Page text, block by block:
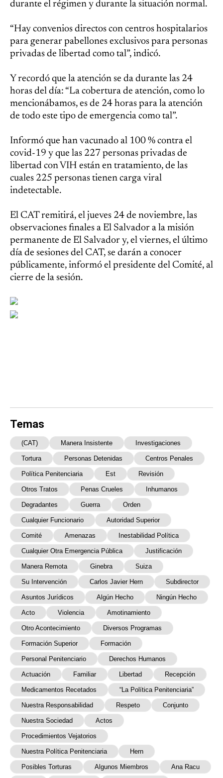
durante el régimen y durante la situación normal.
“Hay convenios directos con centros hospitalarios
para generar pabellones exclusivos para personas
privadas de libertad como tal”, indicó.
Y recordó que la atención se da durante las 24
horas del día: “La cobertura de atención, como lo
mencionábamos, es de 24 horas para la atención
de todo este tipo de emergencia como tal”.
Informó que han vacunado al 100 % contra el
covid-19 y que las 227 personas privadas de
libertad con VIH están en tratamiento, de las
cuales 225 personas tienen carga viral
indetectable.
El CAT remitirá, el jueves 24 de noviembre, las
observaciones finales a El Salvador a la misión
permanente de El Salvador y, el viernes, el último
día de sesiones del CAT, se darán a conocer
públicamente, informó el presidente del Comité, al
cierre de la sesión.
Temas
(CAT) Manera Insistente Investigaciones
Tortura Personas Detenidas Centros Penales
Política Penitenciaria Est Revisión
Otros Tratos Penas Crueles Inhumanos
Degradantes Guerra Orden
Cualquier Funcionario Autoridad Superior
Comité Amenazas Inestabilidad Política
Cualquier Otra Emergencia Pública Justificación
Manera Remota Ginebra Suiza
Su Intervención Carlos Javier Hern Subdirector
Asuntos Jurídicos Algún Hecho Ningún Hecho
Acto Violencia Amotinamiento
Otro Acontecimiento Diversos Programas
Formación Superior Formación
Personal Penitenciario Derechos Humanos
Actuación Familiar Libertad Recepción
Medicamentos Recetados “la Política Penitenciaria”
Nuestra Responsabilidad Respeto Conjunto
Nuestra Sociedad Actos
Procedimientos Vejatorios
Nuestra Política Penitenciaria Hern
Posibles Torturas Algunos Miembros Ana Racu